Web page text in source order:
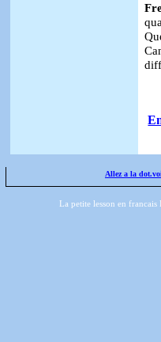
Allez a la
La petite lesson en